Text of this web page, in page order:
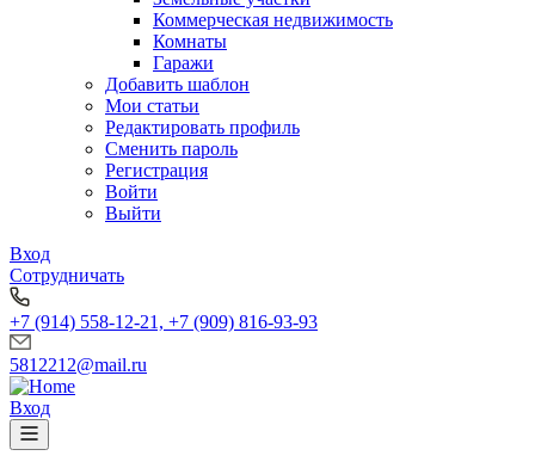
Коммерческая недвижимость
Комнаты
Гаражи
Добавить шаблон
Мои статьи
Редактировать профиль
Сменить пароль
Регистрация
Войти
Выйти
Вход
Сотрудничать
+7 (914) 558-12-21, +7 (909) 816-93-93
5812212@mail.ru
Вход